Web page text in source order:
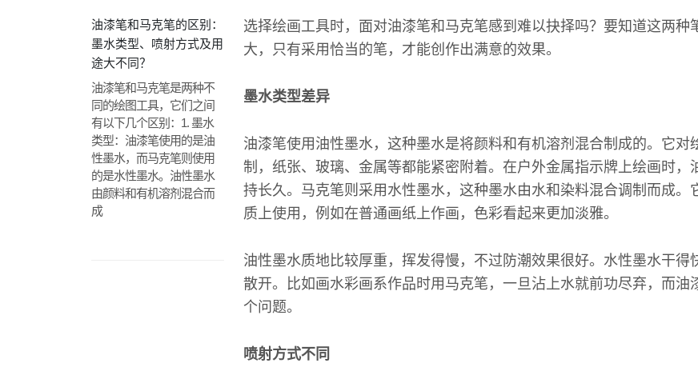
油漆笔和马克笔的区别：
墨水类型、喷射方式及用
途大不同？
油漆笔和马克笔是两种不
同的绘图工具，它们之间
有以下几个区别：1. 墨水
类型：油漆笔使用的是油
性墨水，而马克笔则使用
的是水性墨水。油性墨水
由颜料和有机溶剂混合而
成
选择绘画工具时，面对油漆笔和马克笔感到难以抉择吗？要知道这两种
大，只有采用恰当的笔，才能创作出满意的效果。
墨水类型差异
油漆笔使用油性墨水，这种墨水是将颜料和有机溶剂混合制成的。它对
制，纸张、玻璃、金属等都能紧密附着。在户外金属指示牌上绘画时，
持长久。马克笔则采用水性墨水，这种墨水由水和染料混合调制而成。
质上使用，例如在普通画纸上作画，色彩看起来更加淡雅。
油性墨水质地比较厚重，挥发得慢，不过防潮效果很好。水性墨水干得
散开。比如画水彩画系作品时用马克笔，一旦沾上水就前功尽弃，而油
个问题。
喷射方式不同